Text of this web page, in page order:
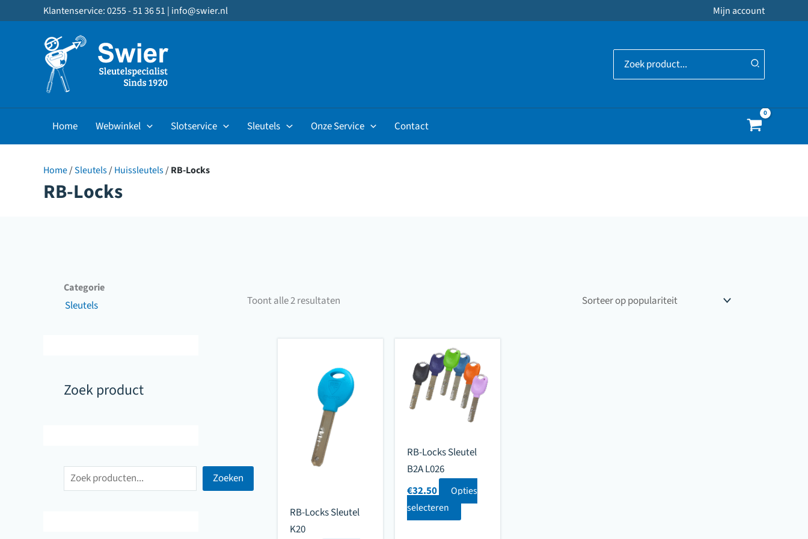
naar
Klantenservice: 0255 - 51 36 51 | info@swier.nl Mijn account
Zoeken
naar:
Home Webwinkel Slotservice Sleutels Onze Service Contact
Home/Sleutels/Huissleutels/RB-Locks
RB-Locks
Categorie
Sleutels
Zoek product
Zoeken
Toont alle 2 resultaten
RB-Locks Sleutel
K20
RB-Locks Sleutel
B2A L026
€32.50
Opties
selecteren